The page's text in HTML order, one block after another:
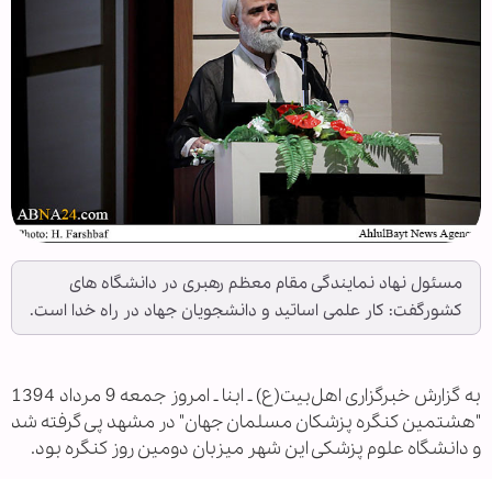
مسئول نهاد نمایندگی مقام معظم رهبری در دانشگاه های
کشورگفت: کار علمی اساتید و دانشجویان جهاد در راه خدا است.
به گزارش خبرگزاری اهل‌بیت(ع) ـ ابنا ـ امروز جمعه 9 مرداد 1394
"هشتمین کنگره پزشکان مسلمان جهان" در مشهد پی گرفته شد
و دانشگاه علوم پزشکی این شهر میزبان دومین روز کنگره بود.